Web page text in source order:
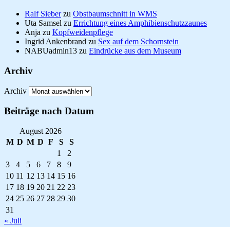
Ralf Sieberzu Obstbaumschnitt in WMS
Uta Samsel zu Errichtung eines Amphibienschutzzaunes
Anja zu Kopfweidenpflege
Ingrid Ankenbrand zu Sex auf dem Schornstein
NABUadmin13 zu Eindrücke aus dem Museum
Archiv
Archiv
Beiträge nach Datum
August 2026
M D M D F S
S
1
2
3
4 5 6 7 8
9
10 11 12 13 14 15 16
17 18 19 20 21 22 23
24 25 26 27 28 29 30
31
« Juli